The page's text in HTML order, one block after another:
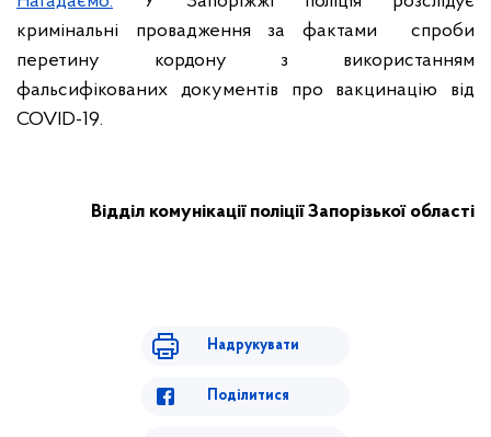
кримінальні провадження за фактами спроби
перетину кордону з використанням
фальсифікованих документів про вакцинацію від
COVID-19.
Відділ комунікації поліції Запорізької області
Надрукувати
Поділитися